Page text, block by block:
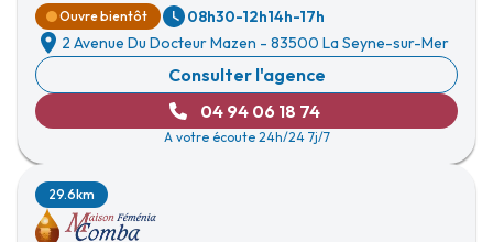
Ouvre bientôt 08h30-12h14h-17h
2 Avenue Du Docteur Mazen - 83500 La Seyne-sur-Mer
Consulter l'agence
04 94 06 18 74
A votre écoute 24h/24 7j/7
29.6km